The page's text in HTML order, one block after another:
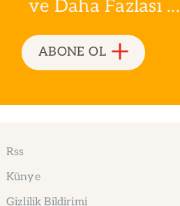
ve Daha Fazlası ...
ABONE OL
Rss
Künye
Gizlilik Bildirimi